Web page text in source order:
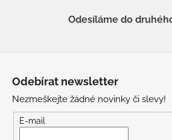
Odesíláme do
Odebírat newsletter
Nezmeškejte žádné novinky či slevy!
E-mail